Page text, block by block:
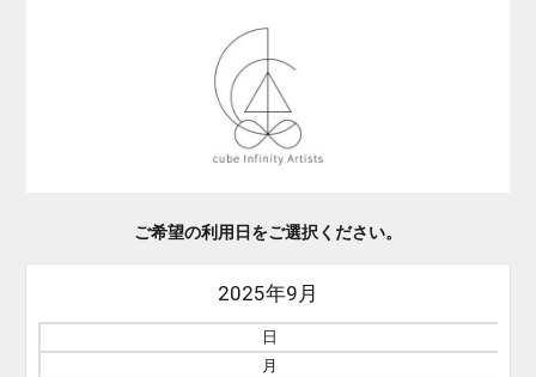
ご希望の利用日をご選択ください。
2025年9月
日
月